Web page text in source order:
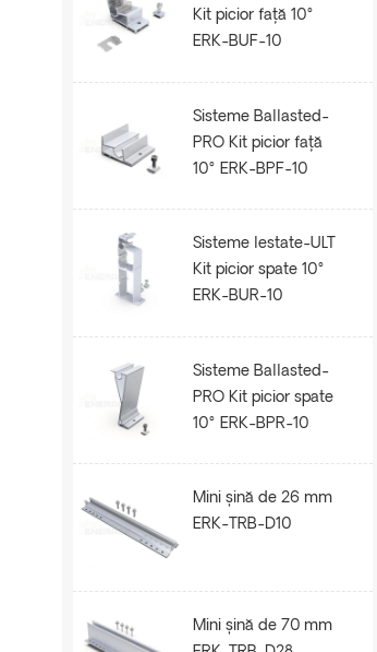
Kit picior față 10°
ERK-BUF-10
Sisteme Ballasted-
PRO Kit picior față
10° ERK-BPF-10
Sisteme lestate-ULT
Kit picior spate 10°
ERK-BUR-10
Sisteme Ballasted-
PRO Kit picior spate
10° ERK-BPR-10
Mini șină de 26 mm
ERK-TRB-D10
Mini șină de 70 mm